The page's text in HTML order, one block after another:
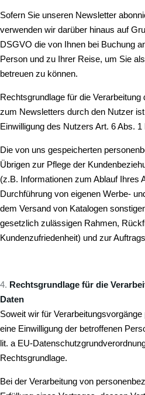
Sofern Sie unseren Newsletter
verwenden wir darüber hinaus auf
DSGVO die von Ihnen bei Buchung
Person und zu Ihrer Reise, um Sie
betreuen zu können.
Rechtsgrundlage für die
zum Newsletters durch den Nutzer
Einwilligung des Nutzers Art. 6 Abs.
Die von uns gespeicherten
Übrigen zur Pflege der
(z.B. Informationen zum Ablauf Ihres
Durchführung von eigenen Werbe-
dem Versand von Katalogen
gesetzlich zulässigen Rahmen,
Kundenzufriedenheit) und zur
Rechtsgrundlage für die
Daten
Soweit wir für
eine Einwilligung der betroffenen
lit. a EU-
Rechtsgrundlage.
Bei der Verarbeitung von